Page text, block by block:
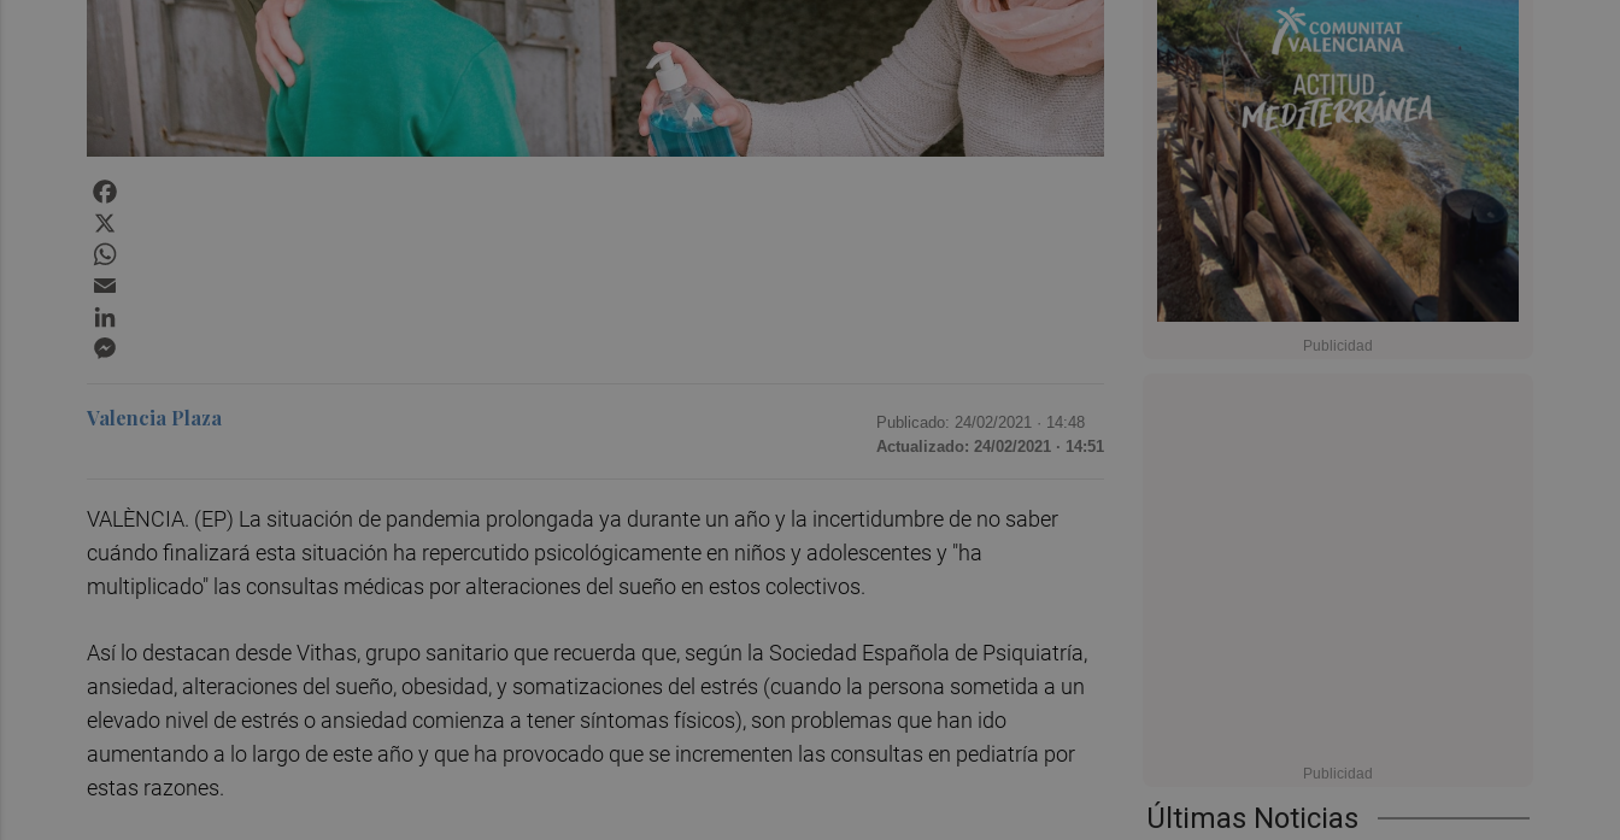
Últimas Noticias
Valencia Plaza Publicado: 24/02/2021 · 14:48
Actualizado: 24/02/2021 · 14:51
VALÈNCIA. (EP) La situación de pandemia prolongada ya durante un año y la incertidumbre de no saber
cuándo finalizará esta situación ha repercutido psicológicamente en niños y adolescentes y "ha
multiplicado" las consultas médicas por alteraciones del sueño en estos colectivos.
Así lo destacan desde Vithas, grupo sanitario que recuerda que, según la Sociedad Española de Psiquiatría,
ansiedad, alteraciones del sueño, obesidad, y somatizaciones del estrés (cuando la persona sometida a un
elevado nivel de estrés o ansiedad comienza a tener síntomas físicos), son problemas que han ido
aumentando a lo largo de este año y que ha provocado que se incrementen las consultas en pediatría por
estas razones.